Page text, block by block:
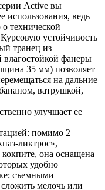
Active вы
использования, ведь
технической
устойчивость
транец из
влагостойкой фанеры
35 мм) позволяет
на дальние
ватрушкой,
улучшает ее
помимо 2
ликтрос»,
она оснащена
удобно
съемными
мелочь или